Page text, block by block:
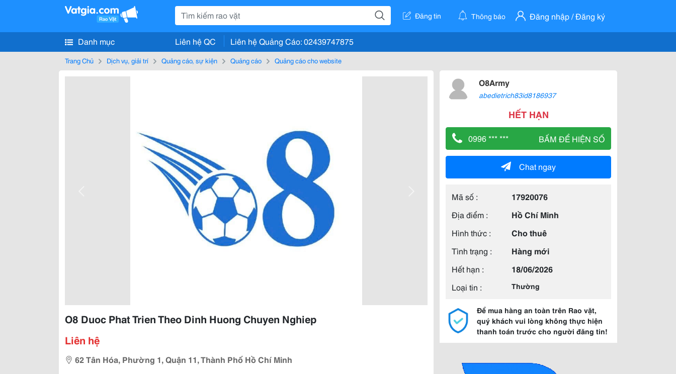
Đăng tin Thông báo Đăng nhập / Đăng ký
Danh mục Liên hệ QC Liên hệ Quảng Cáo: 02439747875
Trang Chủ Dịch vụ, giải trí Quảng cáo, sự kiện Quảng cáo Quảng cáo cho website
O8 Duoc Phat Trien Theo Dinh Huong Chuyen Nghiep
Liên hệ
62 Tân Hóa, Phường 1, Quận 11, Thành Phố Hồ Chí Minh
O8Army
abedietrich83id8186937
HẾT HẠN
0996 *** *** BẤM ĐỂ HIỆN SỐ
Chat ngay
Mã số :
17920076
Địa điểm :
Hồ Chí Minh
Hình thức :
Cho thuê
Tình trạng :
Hàng mới
Hết hạn :
18/06/2026
Loại tin :
Thường
Để mua hàng an toàn trên Rao vặt,
quý khách vui lòng không thực hiện
thanh toán trước cho người đăng tin!